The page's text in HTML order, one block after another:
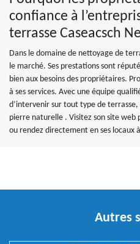
confiance à
terrasse Caseacsch
Dans le domaine de nettoyage de
le marché. Ses prestations sont
bien aux besoins des propriétaires.
à ses services. Avec une équipe
d’intervenir sur tout type de terrasse,
pierre naturelle . Visitez son site web
ou rendez directement en ses locaux
Autres